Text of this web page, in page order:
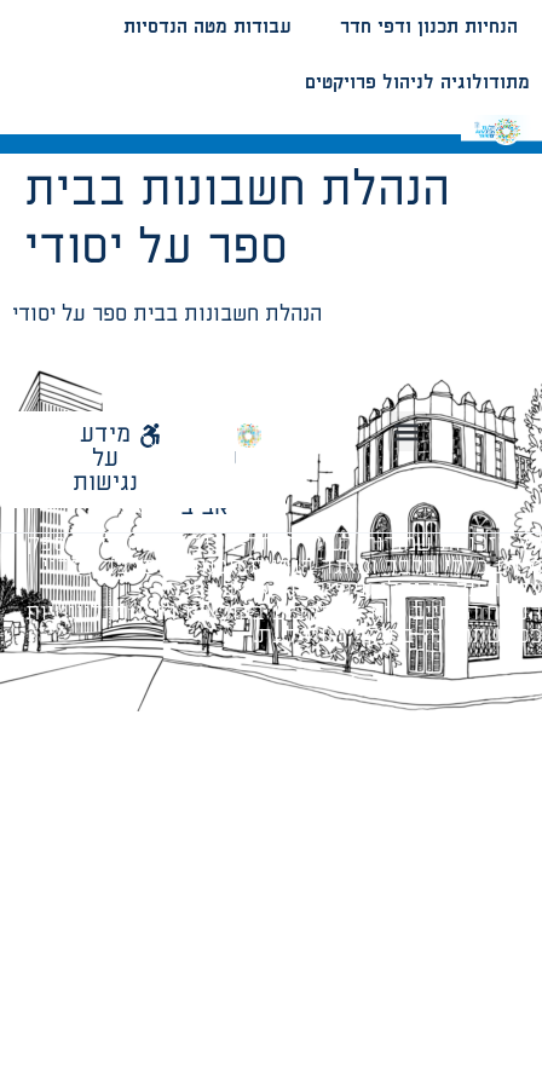
עבודות מטה הנדסיות הנחיות תכנון ודפי חדר
מתודולוגיה לניהול פרויקטים
הנהלת חשבונות בבית
ספר על יסודי
הנהלת חשבונות בבית ספר על יסודי
עיריית
אביב
מידע
על
נגישות
כל הזכויות שמורות לעיריית תל-אביב-יפו. האתר מספק
מידע כללי בלבד ומאגד הנחיות תכנוניות בלבד למבני
ציבור על פי נהלי עיריית תל אביב-יפו.
הנוסח המחייב הוא זה הקבוע בהוראות הדין הרלוונטיות
כפי שתהיינה בתוקף מעת לעת.